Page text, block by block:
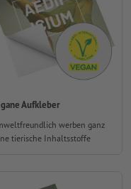
Aufkleber
werben ganz
tierische Inhaltsstoffe